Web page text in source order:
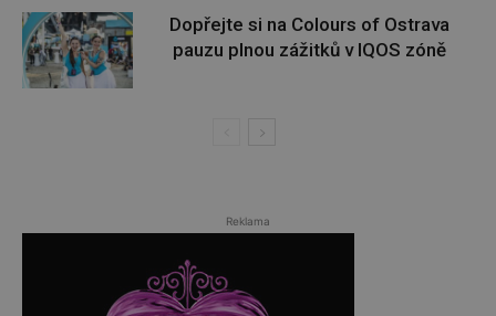
Dopřejte si na Colours of Ostrava
pauzu plnou zážitků v IQOS zóně
Reklama